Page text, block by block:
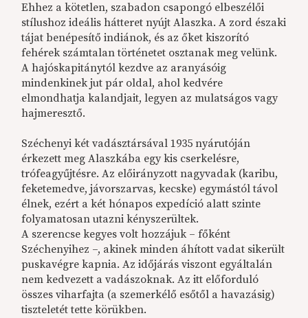
Ehhez a kötetlen, szabadon csapongó elbeszélői
stílushoz ideális hátteret nyújt Alaszka. A zord északi
tájat benépesítő indiánok, és az őket kiszorító
fehérek számtalan történetet osztanak meg velünk.
A hajóskapitánytól kezdve az aranyásóig
mindenkinek jut pár oldal, ahol kedvére
elmondhatja kalandjait, legyen az mulatságos vagy
hajmeresztő.
Széchenyi két vadásztársával 1935 nyárutóján
érkezett meg Alaszkába egy kis cserkelésre,
trófeagyűjtésre. Az előirányzott nagyvadak (karibu,
feketemedve, jávorszarvas, kecske) egymástól távol
élnek, ezért a két hónapos expedíció alatt szinte
folyamatosan utazni kényszerültek.
A szerencse kegyes volt hozzájuk – főként
Széchenyihez –, akinek minden áhított vadat sikerült
puskavégre kapnia. Az időjárás viszont egyáltalán
nem kedvezett a vadászoknak. Az itt előforduló
összes viharfajta (a szemerkélő esőtől a havazásig)
tiszteletét tette körükben.